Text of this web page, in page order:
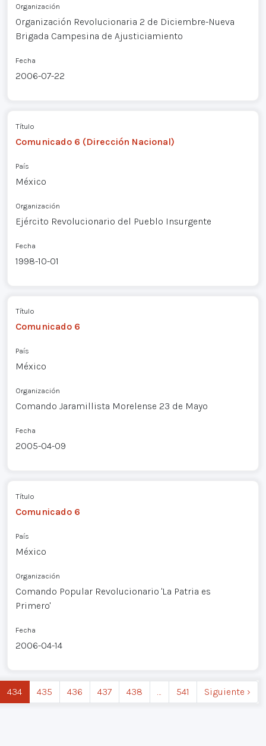
Organización
Organización Revolucionaria 2 de Diciembre-Nueva
Brigada Campesina de Ajusticiamiento
Fecha
2006-07-22
Título
Comunicado 6 (Dirección Nacional)
País
México
Organización
Ejército Revolucionario del Pueblo Insurgente
Fecha
1998-10-01
Título
Comunicado 6
País
México
Organización
Comando Jaramillista Morelense 23 de Mayo
Fecha
2005-04-09
Título
Comunicado 6
País
México
Organización
Comando Popular Revolucionario 'La Patria es
Primero'
Fecha
2006-04-14
434 435 436 437 438 … 541 Siguiente ›